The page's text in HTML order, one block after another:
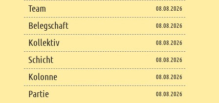
Team 08.08.2026
Belegschaft 08.08.2026
Kollektiv 08.08.2026
Schicht 08.08.2026
Kolonne 08.08.2026
Partie 08.08.2026